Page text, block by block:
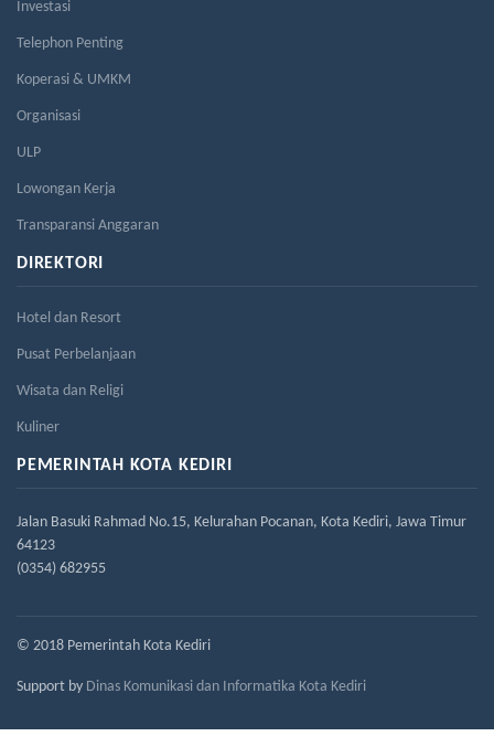
Investasi
Telephon Penting
Koperasi & UMKM
Organisasi
ULP
Lowongan Kerja
Transparansi Anggaran
DIREKTORI
Hotel dan Resort
Pusat Perbelanjaan
Wisata dan Religi
Kuliner
PEMERINTAH KOTA KEDIRI
Jalan Basuki Rahmad No.15, Kelurahan Pocanan, Kota Kediri, Jawa Timur
64123
(0354) 682955
© 2018 Pemerintah Kota Kediri
Support by Dinas Komunikasi dan Informatika Kota Kediri